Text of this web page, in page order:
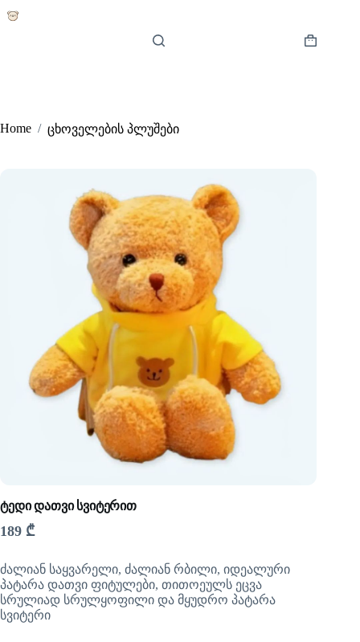
to
Shopping
Home / ცხოველების პლუშები
ტედი დათვი სვიტერით
189 ₾
ძალიან საყვარელი, ძალიან რბილი, იდეალური
პატარა დათვი ფიტულები, თითოეულს ეცვა
სრულიად სრულყოფილი და მყუდრო პატარა
სვიტერი